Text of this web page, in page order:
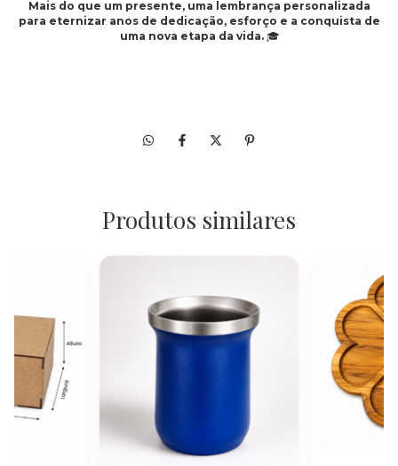
Mais do que um presente, uma lembrança personalizada
para eternizar anos de dedicação, esforço e a conquista de
uma nova etapa da vida.🎓
Produtos similares